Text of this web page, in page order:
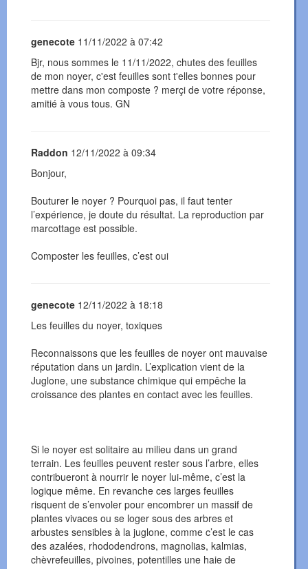
genecote 11/11/2022 à 07:42
Bjr, nous sommes le 11/11/2022, chutes des feuilles
de mon noyer, c'est feuilles sont t'elles bonnes pour
mettre dans mon composte ? merçi de votre réponse,
amitié à vous tous. GN
Raddon 12/11/2022 à 09:34
Bonjour,
Bouturer le noyer ? Pourquoi pas, il faut tenter
l’expérience, je doute du résultat. La reproduction par
marcottage est possible.
Composter les feuilles, c’est oui
genecote 12/11/2022 à 18:18
Les feuilles du noyer, toxiques
Reconnaissons que les feuilles de noyer ont mauvaise
réputation dans un jardin. L’explication vient de la
Juglone, une substance chimique qui empêche la
croissance des plantes en contact avec les feuilles.
Si le noyer est solitaire au milieu dans un grand
terrain. Les feuilles peuvent rester sous l’arbre, elles
contribueront à nourrir le noyer lui-même, c’est la
logique même. En revanche ces larges feuilles
risquent de s’envoler pour encombrer un massif de
plantes vivaces ou se loger sous des arbres et
arbustes sensibles à la juglone, comme c’est le cas
des azalées, rhododendrons, magnolias, kalmias,
chèvrefeuilles, pivoines, potentilles une haie de